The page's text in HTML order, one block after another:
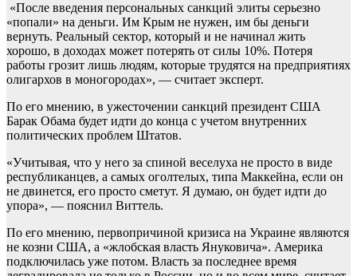
«После введения персональных санкций элиты серьезно
«попали» на деньги. Им Крым не нужен, им бы деньги
вернуть. Реальный сектор, который и не начинал жить
хорошо, в доходах может потерять от силы 10%. Потеря
работы грозит лишь людям, которые трудятся на предприятиях
олигархов в моногородах», — считает эксперт.
По его мнению, в ужесточении санкций президент США
Барак Обама будет идти до конца с учетом внутренних
политических проблем Штатов.
«Учитывая, что у него за спиной веселуха не просто в виде
республиканцев, а самых оголтелых, типа Маккейна, если он
не двинется, его просто сметут. Я думаю, он будет идти до
упора», — пояснил Виттель.
По его мнению, первопричиной кризиса на Украине являются
не козни США, а «жлобская власть Януковича». Америка
подключилась уже потом. Власть за последнее время